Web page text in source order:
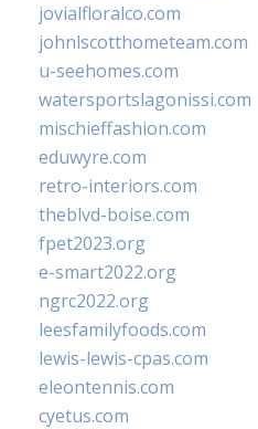
jovialfloralco.com
johnlscotthometeam.com
u-seehomes.com
watersportslagonissi.com
mischieffashion.com
eduwyre.com
retro-interiors.com
theblvd-boise.com
fpet2023.org
e-smart2022.org
ngrc2022.org
leesfamilyfoods.com
lewis-lewis-cpas.com
eleontennis.com
cyetus.com